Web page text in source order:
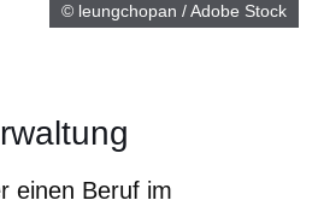
© leungchopan / Adobe Stock
einen Beruf im